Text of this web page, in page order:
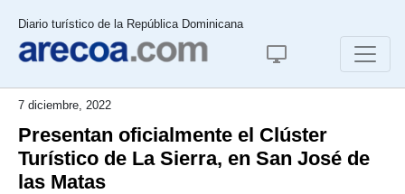
Diario turístico de la República Dominicana
7 diciembre, 2022
Presentan oficialmente el Clúster
Turístico de La Sierra, en San José de
las Matas